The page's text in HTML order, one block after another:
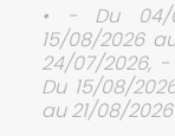
• - Du 04/
15/08/2026
24/07/2026,
Du 15/08/
au 21/08/2026